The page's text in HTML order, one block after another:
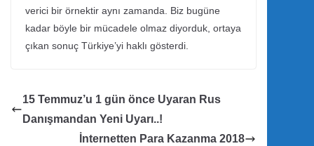
verici bir örnektir aynı zamanda. Biz bugüne
kadar böyle bir mücadele olmaz diyorduk, ortaya
çıkan sonuç Türkiye’yi haklı gösterdi.
15 Temmuz’u 1 gün önce Uyaran Rus
Danışmandan Yeni Uyarı..!
İnternetten Para Kazanma 2018